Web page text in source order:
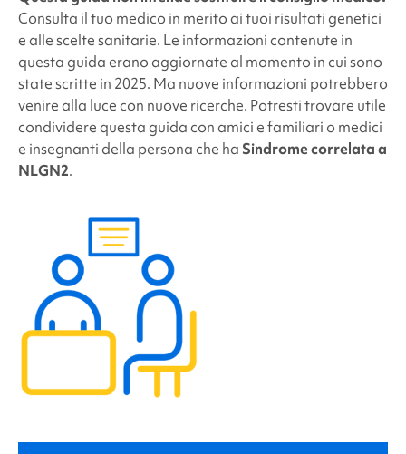
Consulta il tuo medico in merito ai tuoi risultati genetici
e alle scelte sanitarie. Le informazioni contenute in
questa guida erano aggiornate al momento in cui sono
state scritte in 2025. Ma nuove informazioni potrebbero
venire alla luce con nuove ricerche. Potresti trovare utile
condividere questa guida con amici e familiari o medici
e insegnanti della persona che ha Sindrome correlata a
NLGN2.